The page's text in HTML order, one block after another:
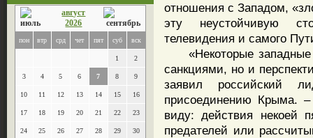
август
2026
пон втр срд чет пят суб вск
1 2
3 4 5 6 7 8 9
10 11 12 13 14 15 16
17 18 19 20 21 22 23
24 25 26 27 28 29 30
отношения с Западом,
эту неустойчивую
телевидения и самого
«Некоторые западные
санкциями, но и
заявил российский
присоединению Крыма.
виду: действия некоей
предателей или